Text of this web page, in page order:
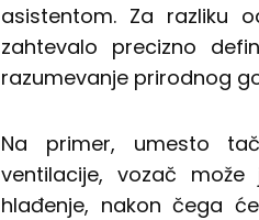
asistentom. Za razliku
zahtevalo precizno
razumevanje prirodnog
Na primer, umesto
ventilacije, vozač
hlađenje, nakon čega